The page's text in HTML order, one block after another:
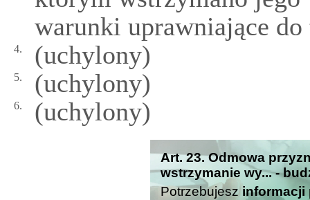
warunki uprawniające do
4. (uchylony)
5. (uchylony)
6. (uchylony)
Art. 23. Odmowa
wstrzymanie wy... -
Potrzebujesz informacji